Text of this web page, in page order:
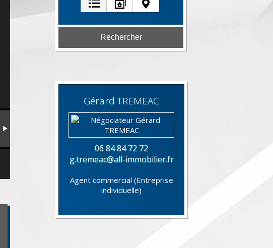
Gérard TREMEAC
06 84 84 72 72
g.tremeac@all-immobilier.fr
Agent commercial (Entreprise
individuelle)